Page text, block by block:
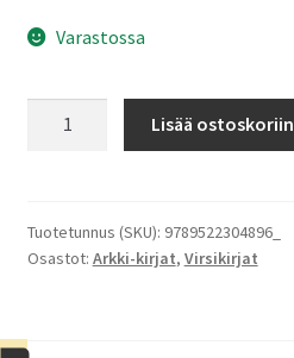
Varastossa
sininen,
uudistettu
Lisää ostoskoriin
Tuotetunnus (SKU): 9789522304896_
Osastot: Arkki-kirjat, Virsikirjat